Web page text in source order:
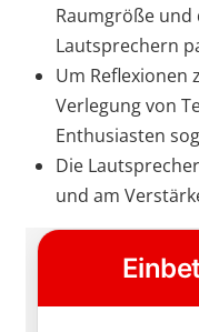
Raumgröße
Lautsprechern
Um Reflexionen
Verlegung von
Enthusiasten
Die
und am